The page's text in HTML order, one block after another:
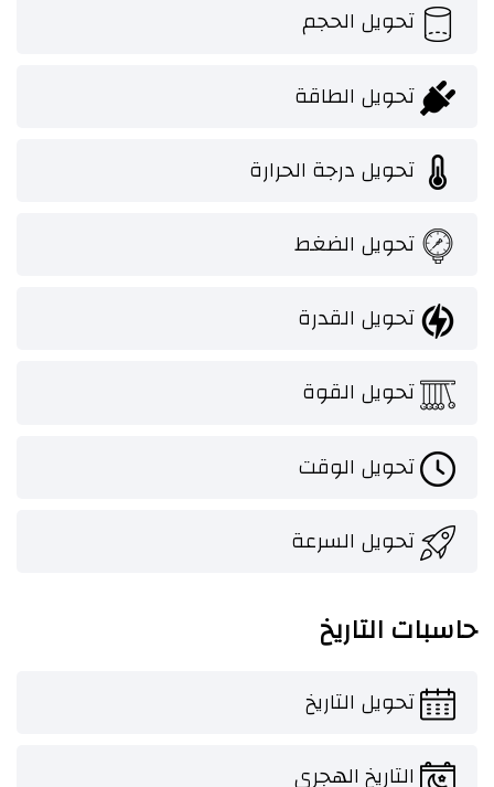
تحويل الحجم
تحويل الطاقة
تحويل درجة الحرارة
تحويل الضغط
تحويل القدرة
تحويل القوة
تحويل الوقت
تحويل السرعة
حاسبات التاريخ
تحويل التاريخ
التاريخ الهجري